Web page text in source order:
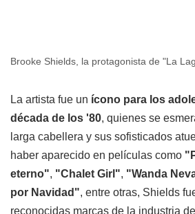
Brooke Shields, la protagonista de "La
La artista fue un ícono para los
década de los '80, quienes se
larga cabellera y sus sofisticados
haber aparecido en películas como
eterno", "Chalet Girl", "Wanda
por Navidad", entre otras, Shields
reconocidas marcas de la industria